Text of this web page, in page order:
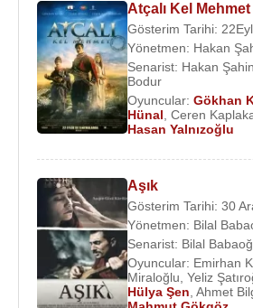
2017 - Zaptiye
2023 - Kabare Rabarba
Filmleri ve Dizisi:
Oyuncu:
2022 - Çöp Adam (Nesrin) (TV
2019 - Aşk Ağlatır (Nihal
2018 - Avlu (Naciye)(TV Dizisi)
2019 - Döndüm Ben
2018 - Facia Üçlü (Sinema Filmi)
2017 - Kalbimdeki Deniz
2017 -Atçalı Kel Mehmet
Atçalı Kel Mehmet
Gösterim Tarihi:
Yönetmen: Hakan
Senarist: Hakan Şahin
Bodur
Oyuncular: Gökhan
Hünal Ceren
Hasan Yalnızoğlu
Aşık
Gösterim Tarihi: 30
Yönetmen: Bilal
Senarist: Bilal
Oyuncular: Emirhan
Miraloğlu Yeliz
Hülya Şen Ahmet